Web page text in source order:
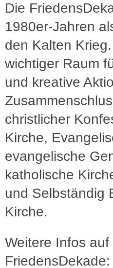
Die
1980er-Jahren
den Kalten
wichtiger Raum
und kreative
christlicher
Kirche,
evangelische
katholische
und Selbständig
Kirche.
Weitere Infos
FriedensDekade: